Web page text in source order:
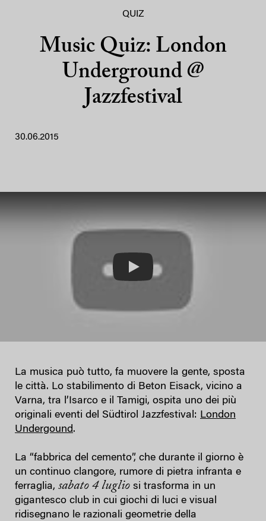
QUIZ
Music Quiz: London
Underground @
Jazzfestival
30.06.2015
La musica può tutto, fa muovere la gente, sposta
le città. Lo stabilimento di Beton Eisack, vicino a
Varna, tra l’Isarco e il Tamigi, ospita uno dei più
originali eventi del Südtirol Jazzfestival: London
Undergound.
La “fabbrica del cemento”, che durante il giorno è
un continuo clangore, rumore di pietra infranta e
ferraglia, sabato 4 luglio si trasforma in un
gigantesco club in cui giochi di luci e visual
ridisegnano le razionali geometrie della